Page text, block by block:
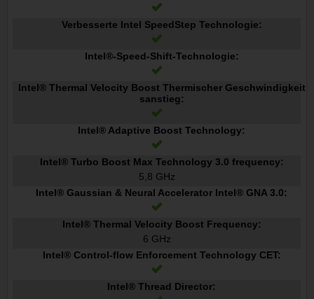
Verbesserte Intel SpeedStep Technologie:
Intel®-Speed-Shift-Technologie:
Intel® Thermal Velocity Boost Thermischer Geschwindigkeit
sanstieg:
Intel® Adaptive Boost Technology:
Intel® Turbo Boost Max Technology 3.0 frequency:
5,8 GHz
Intel® Gaussian & Neural Accelerator Intel® GNA 3.0:
Intel® Thermal Velocity Boost Frequency:
6 GHz
Intel® Control-flow Enforcement Technology CET:
Intel® Thread Director: